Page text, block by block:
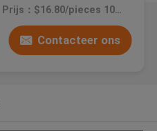
Prijs：$16.80/pieces 10-99 pieces
Contacteer ons